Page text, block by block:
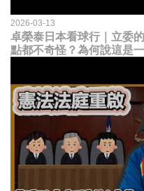
2026-03-13
卓榮泰日本看球行｜立委
點都不奇怪？為何說這是